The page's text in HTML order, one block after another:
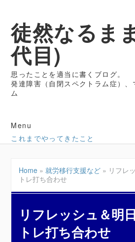
徒然なるま
代目)
思ったことを適当に書くブログ。
発達障害（自閉スペクトラム症）、
ム
Menu
これまでやってきたこと
Home »就労移行支援など » リフレ
トレ打ち合わせ
リフレッシュ＆明
トレ打ち合わせ